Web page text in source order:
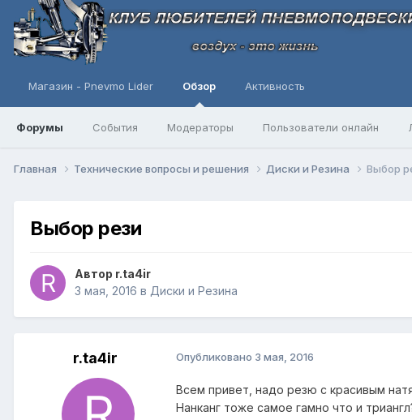
Магазин - Pnevmo Lider Обзор
Форумы События Модераторы Пользователи онлайн
Активность
Главная Технические вопросы и решения Диски и Резина Выбор
Выбор рези
Автор r.ta4ir
3 мая, 2016 в Диски и Резина
r.ta4ir Опубликовано 3 мая, 2016
Всем привет, надо резю с красивым
Нанканг тоже самое гамно что и